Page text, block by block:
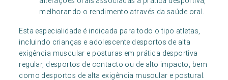
melhorando o rendimento através da saúde oral.
Esta especialidade é indicada para todo o tipo atletas,
incluindo crianças e adolescente desportos de alta
exigência muscular e posturas em prática desportiva
regular, desportos de contacto ou de alto impacto, bem
como desportos de alta exigência muscular e postural.